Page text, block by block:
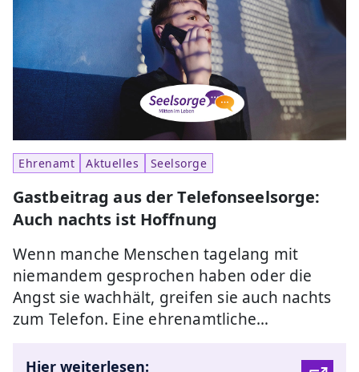
Ehrenamt Aktuelles Seelsorge
Gastbeitrag aus der Telefonseelsorge:
Auch nachts ist Hoffnung
Wenn manche Menschen tagelang mit
niemandem gesprochen haben oder die
Angst sie wachhält, greifen sie auch nachts
zum Telefon. Eine ehrenamtliche…
Hier weiterlesen: